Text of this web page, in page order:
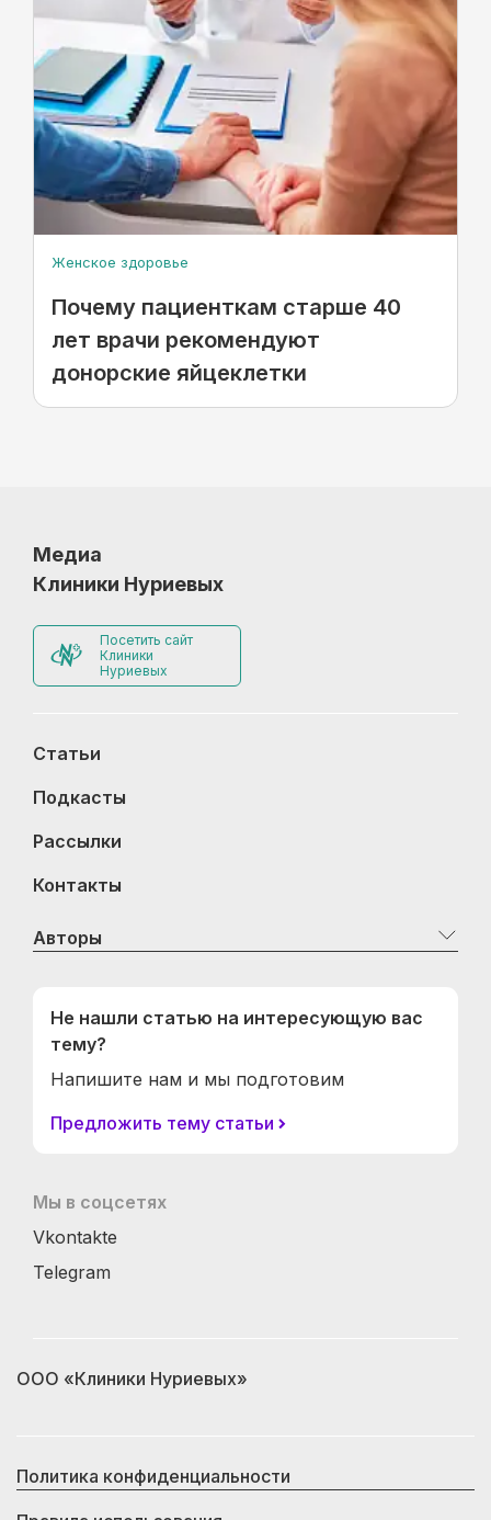
Женское здоровье
Почему пациенткам старше 40
лет врачи рекомендуют
донорские яйцеклетки
Медиа
Клиники Нуриевых
Посетить сайт
Клиники
Нуриевых
Статьи
Подкасты
Рассылки
Контакты
Авторы
Не нашли статью на интересующую вас
тему?
Напишите нам и мы подготовим
Предложить тему статьи
Мы в соцсетях
Vkontakte
Telegram
ООО «Клиники Нуриевых»
Политика конфиденциальности